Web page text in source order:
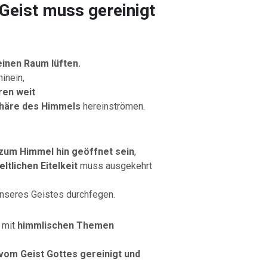
muss gereinigt
Raum lüften.
weit
des Himmels hereinströmen.
Himmel hin geöffnet sein,
Eitelkeitmuss ausgekehrt
Geistes durchfegen.
himmlischen Themen
Geist Gottes gereinigt und